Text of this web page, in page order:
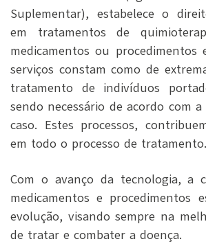
Suplementar), estabelece o
em tratamentos de
medicamentos ou procedimentos
serviços constam como de
tratamento de indivíduos
sendo necessário de acordo com
caso. Estes processos,
em todo o processo de tratamento.
Com o avanço da tecnologia, a
medicamentos e procedimentos
evolução, visando sempre na
de tratar e combater a doença.